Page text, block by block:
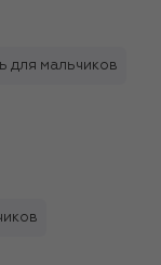
для мальчиков